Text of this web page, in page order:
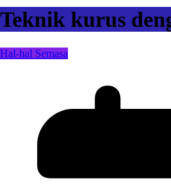
Teknik kurus
Hal-hal Semasa